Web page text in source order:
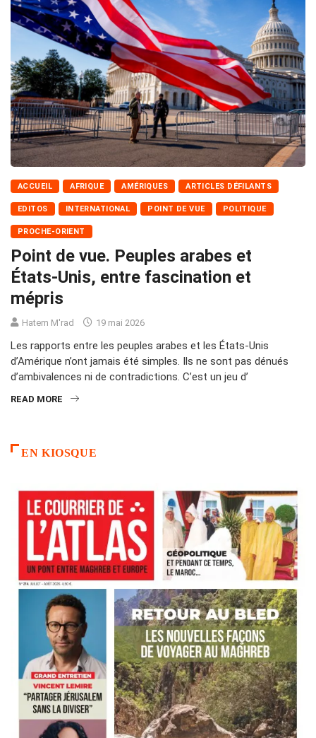
ACCUEIL AFRIQUE AMÉRIQUES ARTICLES DÉFILANTS
EDITOS INTERNATIONAL POINT DE VUE POLITIQUE
PROCHE-ORIENT
Point de vue. Peuples arabes et
États‑Unis, entre fascination et
mépris
Hatem M'rad 19 mai 2026
Les rapports entre les peuples arabes et les États‑Unis
d’Amérique n’ont jamais été simples. Ils ne sont pas dénués
d’ambivalences ni de contradictions. C’est un jeu d’
READ MORE
EN KIOSQUE